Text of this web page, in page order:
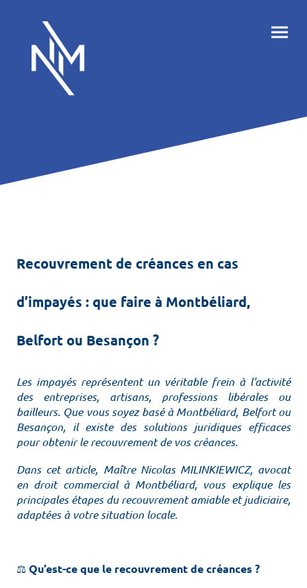
Recouvrement de créances en cas
d’impayés : que faire à Montbéliard,
Belfort ou Besançon ?
Les impayés représentent un véritable frein à l’activité
des entreprises, artisans, professions libérales ou
bailleurs. Que vous soyez basé à Montbéliard, Belfort ou
Besançon, il existe des solutions juridiques efficaces
pour obtenir le recouvrement de vos créances.
Dans cet article, Maître Nicolas MILINKIEWICZ, avocat
en droit commercial à Montbéliard, vous explique les
principales étapes du recouvrement amiable et judiciaire,
adaptées à votre situation locale.
⚖️ Qu’est-ce que le recouvrement de créances ?